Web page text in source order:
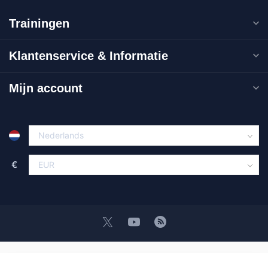
Trainingen
Klantenservice & Informatie
Mijn account
€